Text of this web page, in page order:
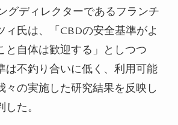
グディレクターであるフランチ
ィ氏は、「CBDの安全基準がよ
と自体は歓迎する」としつつ
は不釣り合いに低く、利用可能
々の実施した研究結果を反映し
た。